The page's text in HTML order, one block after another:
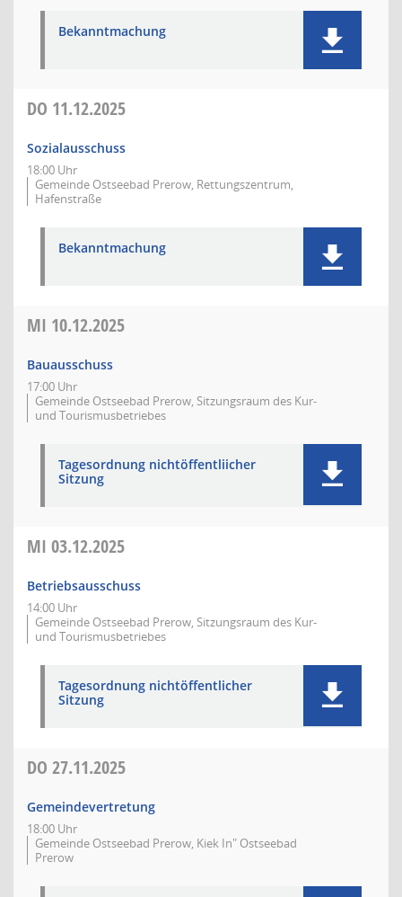
Bekanntmachung
DO 11.12.2025
Sozialausschuss
18:00 Uhr
Gemeinde Ostseebad Prerow, Rettungszentrum,
Hafenstraße
Bekanntmachung
MI 10.12.2025
Bauausschuss
17:00 Uhr
Gemeinde Ostseebad Prerow, Sitzungsraum des Kur-
und Tourismusbetriebes
Tagesordnung nichtöffentliicher
Sitzung
MI 03.12.2025
Betriebsausschuss
14:00 Uhr
Gemeinde Ostseebad Prerow, Sitzungsraum des Kur-
und Tourismusbetriebes
Tagesordnung nichtöffentlicher
Sitzung
DO 27.11.2025
Gemeindevertretung
18:00 Uhr
Gemeinde Ostseebad Prerow, Kiek In" Ostseebad
Prerow